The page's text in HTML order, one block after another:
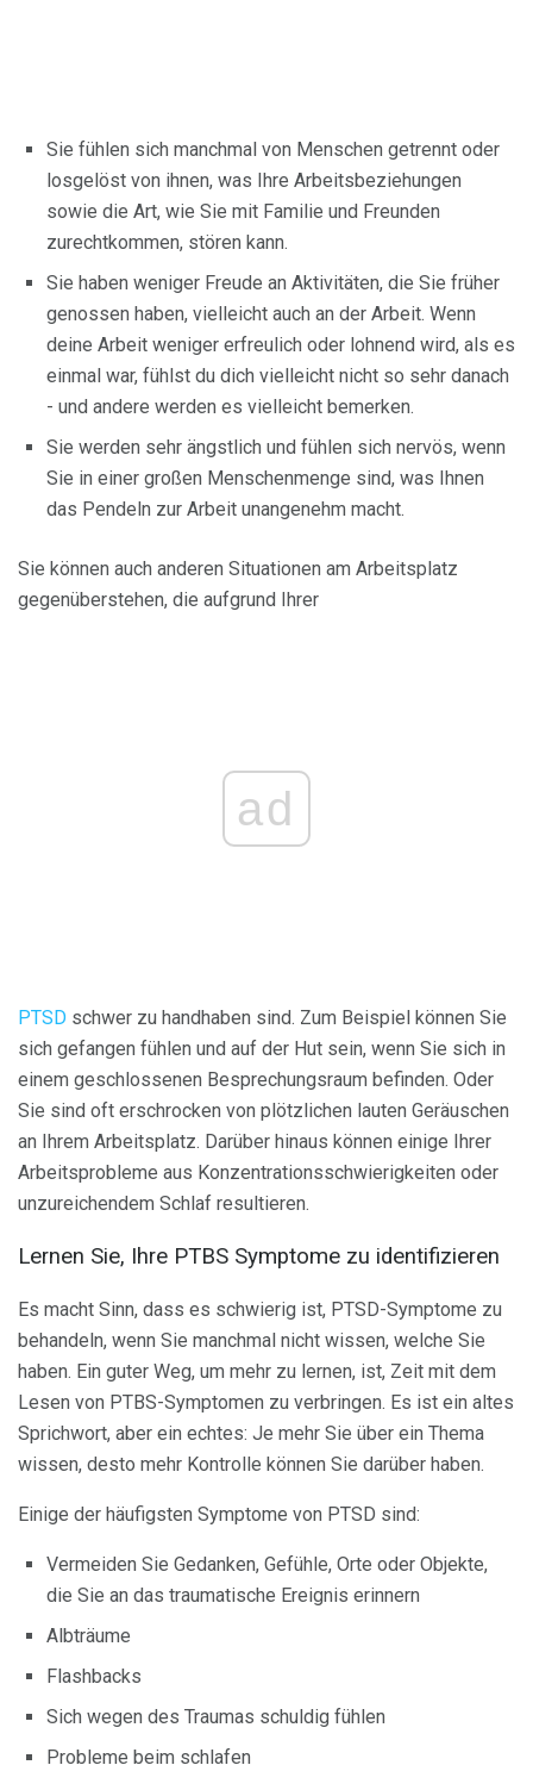
Sie fühlen sich manchmal von Menschen getrennt oder
losgelöst von ihnen, was Ihre Arbeitsbeziehungen
sowie die Art, wie Sie mit Familie und Freunden
zurechtkommen, stören kann.
Sie haben weniger Freude an Aktivitäten, die Sie früher
genossen haben, vielleicht auch an der Arbeit. Wenn
deine Arbeit weniger erfreulich oder lohnend wird, als es
einmal war, fühlst du dich vielleicht nicht so sehr danach
- und andere werden es vielleicht bemerken.
Sie werden sehr ängstlich und fühlen sich nervös, wenn
Sie in einer großen Menschenmenge sind, was Ihnen
das Pendeln zur Arbeit unangenehm macht.
Sie können auch anderen Situationen am Arbeitsplatz
gegenüberstehen, die aufgrund Ihrer
ad
PTSD schwer zu handhaben sind. Zum Beispiel können Sie
sich gefangen fühlen und auf der Hut sein, wenn Sie sich in
einem geschlossenen Besprechungsraum befinden. Oder
Sie sind oft erschrocken von plötzlichen lauten Geräuschen
an Ihrem Arbeitsplatz. Darüber hinaus können einige Ihrer
Arbeitsprobleme aus Konzentrationsschwierigkeiten oder
unzureichendem Schlaf resultieren.
Lernen Sie, Ihre PTBS Symptome zu identifizieren
Es macht Sinn, dass es schwierig ist, PTSD-Symptome zu
behandeln, wenn Sie manchmal nicht wissen, welche Sie
haben. Ein guter Weg, um mehr zu lernen, ist, Zeit mit dem
Lesen von PTBS-Symptomen zu verbringen. Es ist ein altes
Sprichwort, aber ein echtes: Je mehr Sie über ein Thema
wissen, desto mehr Kontrolle können Sie darüber haben.
Einige der häufigsten Symptome von PTSD sind:
Vermeiden Sie Gedanken, Gefühle, Orte oder Objekte,
die Sie an das traumatische Ereignis erinnern
Albträume
Flashbacks
Sich wegen des Traumas schuldig fühlen
Probleme beim schlafen